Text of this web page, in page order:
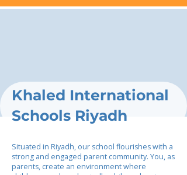
Khaled International
Schools Riyadh
Situated in Riyadh, our school flourishes with a
strong and engaged parent community. You, as
parents, create an environment where